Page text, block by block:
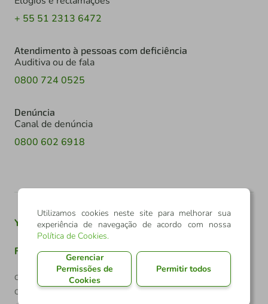
+ 55 51 2313 6472
Atendimento à pessoas com deficiência
Auditiva ou de fala
0800 724 0525
Denúncia
Canal de denúncia
0800 602 6918
Youtube Twitter Linkedin Instagram
Facebook TikTok
Confederação Sicredi
CNPJ: 03.795.072/0001-60
Utilizamos cookies neste site para melhorar sua
experiência de navegação de acordo com nossa
Política de Cookies.
Gerenciar
Permissões de
Cookies
Permitir todos